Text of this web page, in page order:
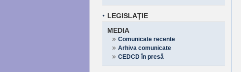
LEGISLAŢIE
MEDIA
Comunicate recente
Arhiva comunicate
CEDCD în presă